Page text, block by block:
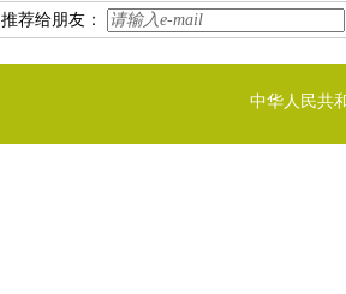
推荐给朋友：
中华人民共